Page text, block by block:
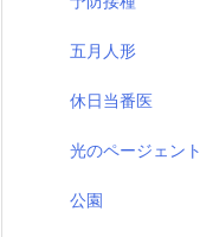
五月人形
休日当番医
光のページェント
公園